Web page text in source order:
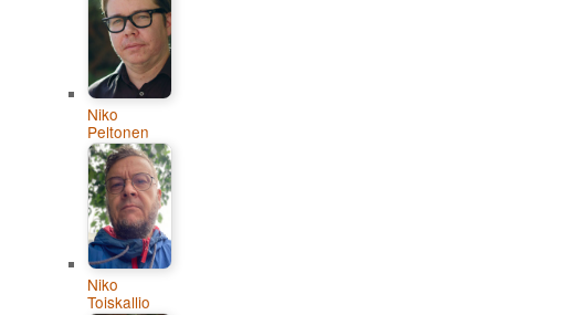
Niko
Peltonen
Niko
Toiskallio